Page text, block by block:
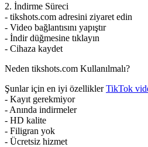
2. İndirme Süreci
- tikshots.com adresini ziyaret edin
- Video bağlantısını yapıştır
- İndir düğmesine tıklayın
- Cihaza kaydet
Neden tikshots.com Kullanılmalı?
Şunlar için en iyi özelliklerTikTok
- Kayıt gerekmiyor
- Anında indirmeler
- HD kalite
- Filigran yok
- Ücretsiz hizmet